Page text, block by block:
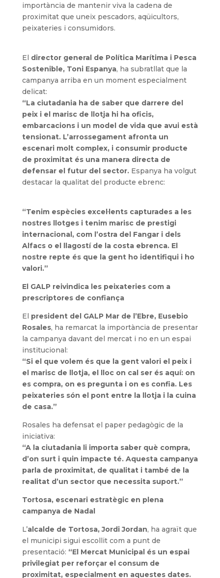
importància de mantenir viva la cadena de
proximitat que uneix pescadors, aqüicultors,
peixateries i consumidors.
El director general de Política Marítima i Pesca
Sostenible, Toni Espanya, ha subratllat que la
campanya arriba en un moment especialment
delicat:
“La ciutadania ha de saber que darrere del
peix i el marisc de llotja hi ha oficis,
embarcacions i un model de vida que avui està
tensionat. L’arrossegament afronta un
escenari molt complex, i consumir producte
de proximitat és una manera directa de
defensar el futur del sector. Espanya ha volgut
destacar la qualitat del producte ebrenc:
“Tenim espècies excel·lents capturades a les
nostres llotges i tenim marisc de prestigi
internacional, com l’ostra del Fangar i dels
Alfacs o el llagostí de la costa ebrenca. El
nostre repte és que la gent ho identifiqui i ho
valori.”
El GALP reivindica les peixateries com a
prescriptores de confiança
El president del GALP Mar de l’Ebre, Eusebio
Rosales, ha remarcat la importància de presentar
la campanya davant del mercat i no en un espai
institucional:
“Si el que volem és que la gent valori el peix i
el marisc de llotja, el lloc on cal ser és aquí: on
es compra, on es pregunta i on es confia. Les
peixateries són el pont entre la llotja i la cuina
de casa.”
Rosales ha defensat el paper pedagògic de la
iniciativa:
“A la ciutadania li importa saber què compra,
d’on surt i quin impacte té. Aquesta campanya
parla de proximitat, de qualitat i també de la
realitat d’un sector que necessita suport.”
Tortosa, escenari estratègic en plena
campanya de Nadal
L’alcalde de Tortosa, Jordi Jordan, ha agraït que
el municipi sigui escollit com a punt de
presentació: “El Mercat Municipal és un espai
privilegiat per reforçar el consum de
proximitat, especialment en aquestes dates.